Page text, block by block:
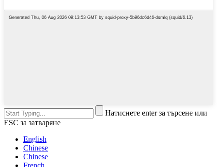
Натиснете enter за търсене или
ESC за затваряне
English
Chinese
Chinese
French